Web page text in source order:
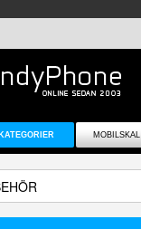
MOBILSKAL